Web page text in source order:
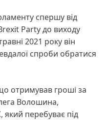
спершу від
Party до виходу
2021 року він
спроби обратися
отримував гроші за
Волошина,
який перебуває під